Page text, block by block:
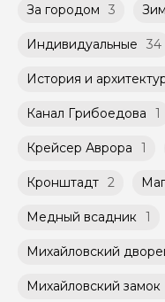
За городом 3
Индивидуальные 34
История и
Канал Грибоедова 1
Крейсер Аврора 1
Кронштадт 2
Медный всадник 1
Михайловский
Михайловский замок